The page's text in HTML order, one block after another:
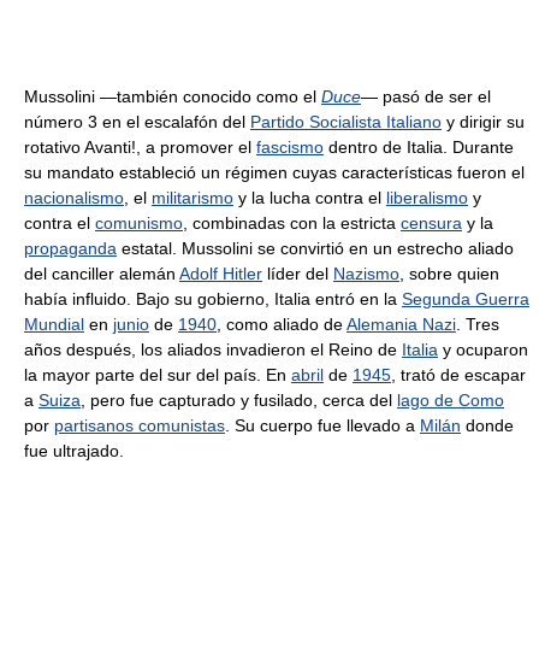
Mussolini —también conocido como el Duce— pasó de ser el
número 3 en el escalafón del Partido Socialista Italiano y dirigir su
rotativo Avanti!, a promover el fascismo dentro de Italia. Durante
su mandato estableció un régimen cuyas características fueron el
nacionalismo , el militarismo y la lucha contra el liberalismo y
contra el comunismo , combinadas con la estricta censura y la
propaganda estatal. Mussolini se convirtió en un estrecho aliado
del canciller alemán Adolf Hitler líder del Nazismo , sobre quien
había influido. Bajo su gobierno, Italia entró en la Segunda Guerra
Mundial en junio de 1940 , como aliado deAlemania Nazi . Tres
años después, los aliados invadieron el Reino de Italia y ocuparon
la mayor parte del sur del país. En abril de 1945 , trató de escapar
a Suiza , pero fue capturado y fusilado, cerca del lago de Como
por partisanos comunistas . Su cuerpo fue llevado a Milán donde
fue ultrajado.